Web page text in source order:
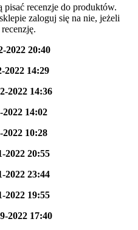
recenzje do produktów.
zaloguj się na nie, jeżeli
2022 20:40
2022 14:29
2022 14:36
2022 14:02
2022 10:28
2022 20:55
2022 23:44
2022 19:55
2022 17:40